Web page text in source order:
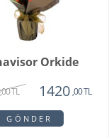
Orkide
,00 TL 1420 ,00 TL
GÖNDER